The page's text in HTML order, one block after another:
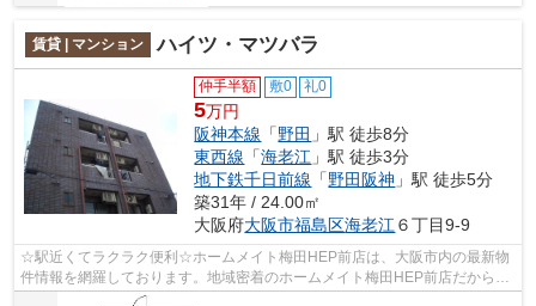
賃貸 | マンション ハイツ・マツバラ
仲手半額 敷0 礼0
5万円
阪神本線 「野田 」駅 徒歩8分
東西線 「海老江 」駅 徒歩3分
地下鉄千日前線 「野田阪神 」駅 徒歩5分
築31年 / 24.00㎡
大阪府大阪市福島区海老江 ６丁目9-9
☆駅近くてラクラク便利☆ホームメイト梅田HEP前店は、大阪市内の最新物
件情報を網羅しております。地域密着のホームメイト梅田HEP前店だからで
きるお部屋探し品質であなたの理想のお部...